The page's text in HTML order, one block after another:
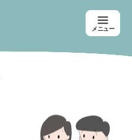
メニュー